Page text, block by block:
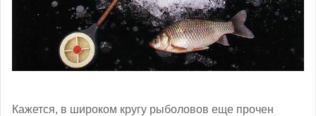
Кажется, в широком кругу рыболовов еще прочен